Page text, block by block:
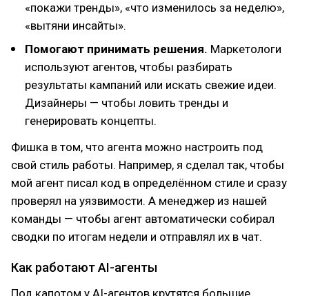
«покажи тренды», «что изменилось за неделю»,
«вытяни инсайты».
Помогают принимать решения. Маркетологи
используют агентов, чтобы разбирать
результаты кампаний или искать свежие идеи.
Дизайнеры — чтобы ловить тренды и
генерировать концепты.
Фишка в том, что агента можно настроить под
свой стиль работы. Например, я сделал так, чтобы
мой агент писал код в определённом стиле и сразу
проверял на уязвимости. А менеджер из нашей
команды — чтобы агент автоматически собирал
сводки по итогам недели и отправлял их в чат.
Как работают AI-агенты
Под капотом у AI-агентов крутятся большие